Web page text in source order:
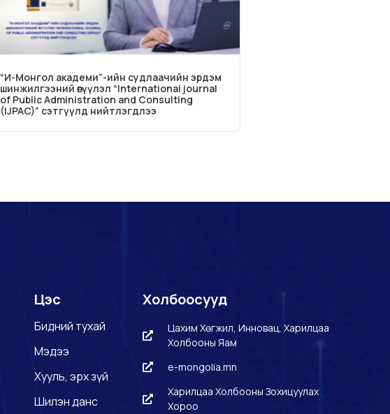
“И-Монгол академи”-ийн судлаачийн эрдэм
шинжилгээний өгүүлэл “International journal
of Public Administration and Consulting
(IJPAC)” сэтгүүлд нийтлэгдлээ
Цэс
Бидний тухай
Мэдээ
Хууль, эрх зүй
Шилэн данс
Холбоосууд
Цахим Хөгжил, Инновац, Харилцаа
Холбооны Яам
e-mongolia.mn
Харилцаа Холбооны Зохицуулах
Хороо